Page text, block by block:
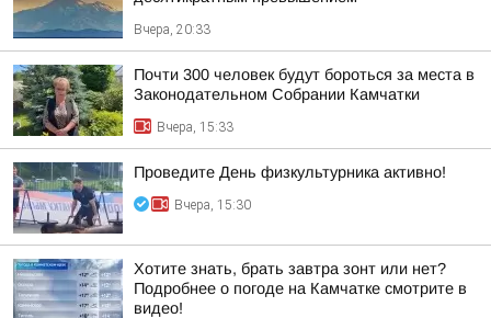
Вчера, 20:33
Почти 300 человек будут бороться за места в
Законодательном Собрании Камчатки
Вчера, 15:33
Проведите День физкультурника активно!
Вчера, 15:30
Хотите знать, брать завтра зонт или нет?
Подробнее о погоде на Камчатке смотрите в
видео!